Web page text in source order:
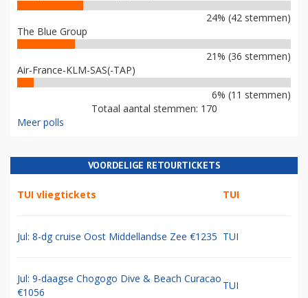
24% (42 stemmen)
The Blue Group
21% (36 stemmen)
Air-France-KLM-SAS(-TAP)
6% (11 stemmen)
Totaal aantal stemmen: 170
Meer polls
VOORDELIGE RETOURTICKETS
TUI vliegtickets TUI
Jul: 8-dg cruise Oost Middellandse Zee €1235 TUI
Jul: 9-daagse Chogogo Dive & Beach Curacao
€1056
TUI